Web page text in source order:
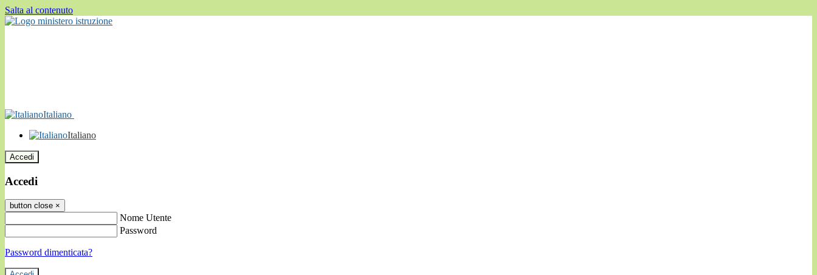
Salta al contenuto
Italiano
Italiano
Accedi
Accedi
button close ×
Nome Utente
Password
Password dimenticata?